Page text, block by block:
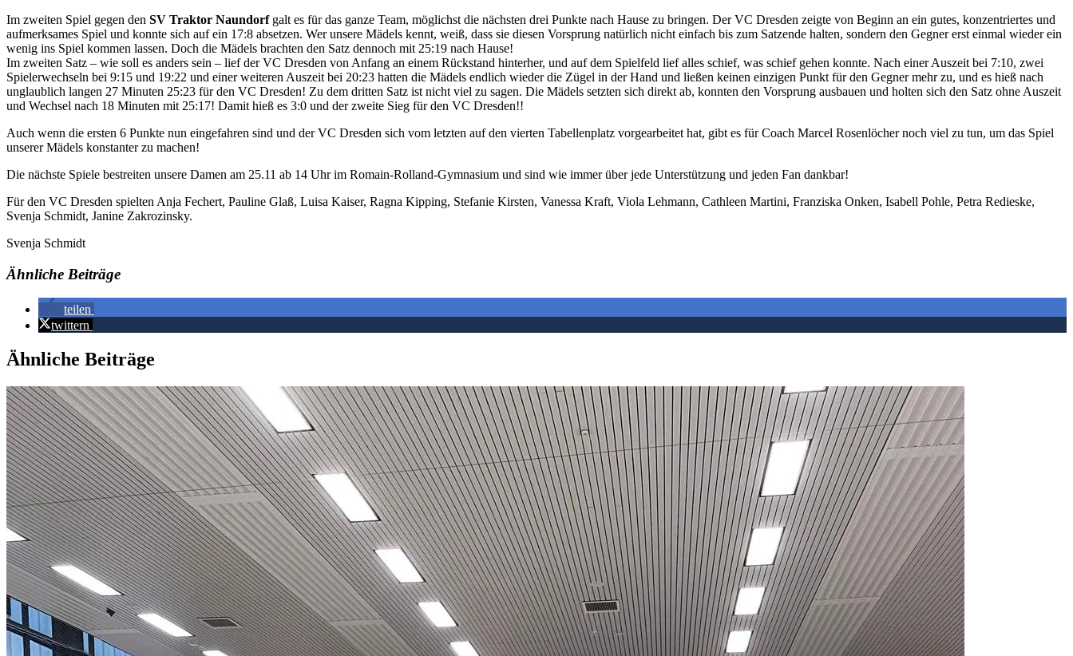
Im zweiten Spiel gegen den SV Traktor Naundorf galt es für das ganze Team, möglichst die nächsten drei Punkte nach Hause zu bringen. Der VC Dresden zeigte von Beginn an ein gutes, konzentriertes und
aufmerksames Spiel und konnte sich auf ein 17:8 absetzen. Wer unsere Mädels kennt, weiß, dass sie diesen Vorsprung natürlich nicht einfach bis zum Satzende halten, sondern den Gegner erst einmal wieder ein
wenig ins Spiel kommen lassen. Doch die Mädels brachten den Satz dennoch mit 25:19 nach Hause!
Im zweiten Satz – wie soll es anders sein – lief der VC Dresden von Anfang an einem Rückstand hinterher, und auf dem Spielfeld lief alles schief, was schief gehen konnte. Nach einer Auszeit bei 7:10, zwei
Spielerwechseln bei 9:15 und 19:22 und einer weiteren Auszeit bei 20:23 hatten die Mädels endlich wieder die Zügel in der Hand und ließen keinen einzigen Punkt für den Gegner mehr zu, und es hieß nach
unglaublich langen 27 Minuten 25:23 für den VC Dresden! Zu dem dritten Satz ist nicht viel zu sagen. Die Mädels setzten sich direkt ab, konnten den Vorsprung ausbauen und holten sich den Satz ohne Auszeit
und Wechsel nach 18 Minuten mit 25:17! Damit hieß es 3:0 und der zweite Sieg für den VC Dresden!!
Auch wenn die ersten 6 Punkte nun eingefahren sind und der VC Dresden sich vom letzten auf den vierten Tabellenplatz vorgearbeitet hat, gibt es für Coach Marcel Rosenlöcher noch viel zu tun, um das Spiel
unserer Mädels konstanter zu machen!
Die nächste Spiele bestreiten unsere Damen am 25.11 ab 14 Uhr im Romain-Rolland-Gymnasium und sind wie immer über jede Unterstützung und jeden Fan dankbar!
Für den VC Dresden spielten Anja Fechert, Pauline Glaß, Luisa Kaiser, Ragna Kipping, Stefanie Kirsten, Vanessa Kraft, Viola Lehmann, Cathleen Martini, Franziska Onken, Isabell Pohle, Petra Redieske,
Svenja Schmidt, Janine Zakrozinsky.
Svenja Schmidt
Ähnliche Beiträge
teilen
twittern
Ähnliche Beiträge